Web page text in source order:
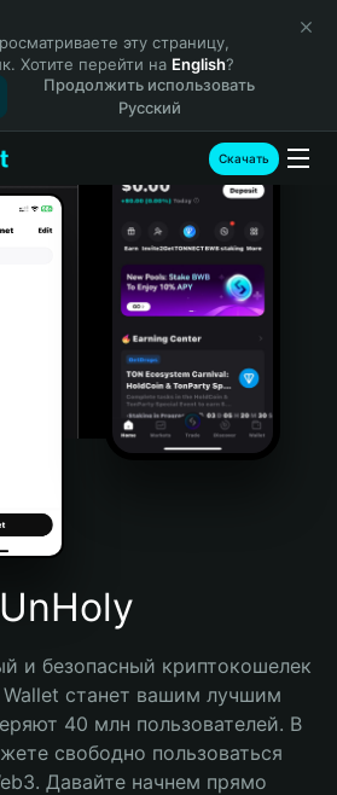
эту страницу,
Хотите перейти на English?
Продолжить использовать
Русский
Скачать
и безопасный криптокошелек
станет вашим лучшим
40 млн пользователей. В
свободно пользоваться
Давайте начнем прямо